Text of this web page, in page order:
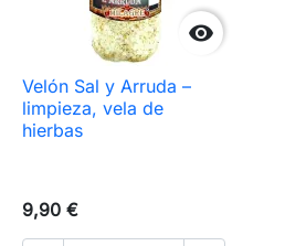

Velón Sal y Arruda –
limpieza, vela de
hierbas
9,90 €